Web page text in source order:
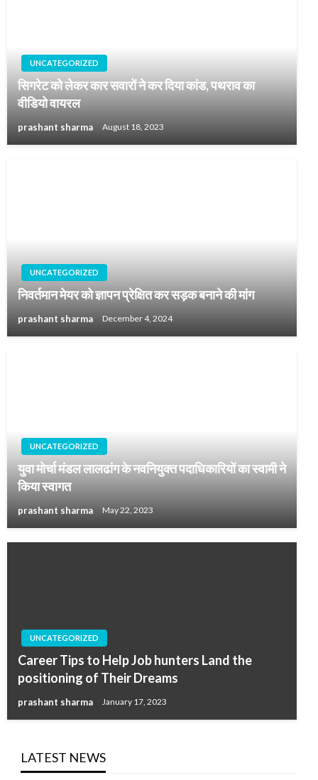
UNCATEGORIZED
सिगरेट को लेकर कार सवारों ने कर दिया कांड, पथराव का
वीडियो वायरल
prashant sharma August 18, 2023
UNCATEGORIZED
निवर्तमान मेयर को ज्ञापन प्रेक्षित कर सड़क बनाने की मांग
prashant sharma December 4, 2024
UNCATEGORIZED
युवा मोर्चा मंडल लालढांग के नवनियुक्त पदाधिकारियों का स्वामी ने
किया स्वागत
prashant sharma May 22, 2023
UNCATEGORIZED
Career Tips to Help Job hunters Land the
positioning of Their Dreams
prashant sharma January 17, 2023
LATEST NEWS